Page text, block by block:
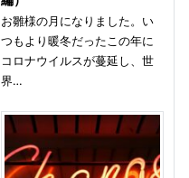
お雛様の月になりました。い
つもより暖冬だったこの年に
コロナウイルスが蔓延し、世
界…